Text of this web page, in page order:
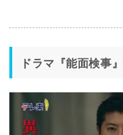
ドラマ『能面検事